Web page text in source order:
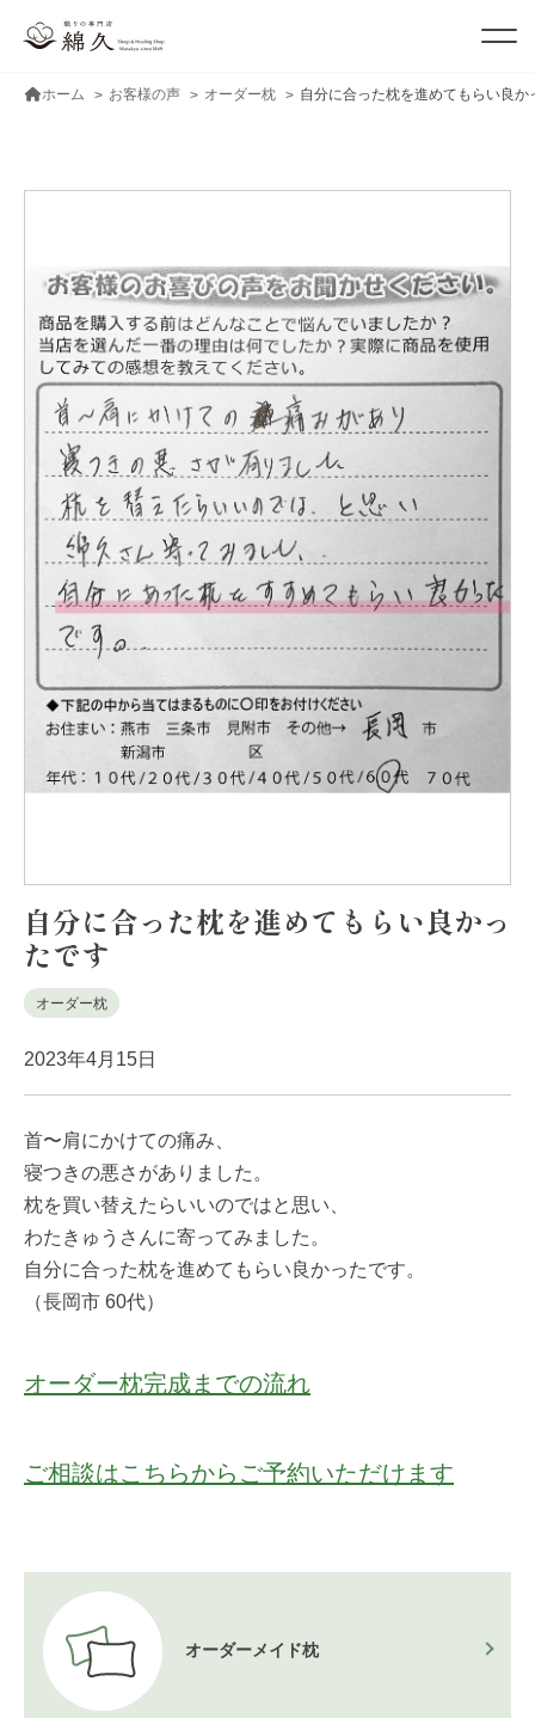
ホーム お客様の声 オーダー枕 自分に合った枕を進めてもらい良か
自分に合った枕を進めてもらい良かっ
たです
オーダー枕
2023年4月15日
首〜肩にかけての痛み、
寝つきの悪さがありました。
枕を買い替えたらいいのではと思い、
わたきゅうさんに寄ってみました。
自分に合った枕を進めてもらい良かったです。
（長岡市 60代）
オーダー枕完成までの流れ
ご相談はこちらからご予約いただけます
オーダーメイド枕